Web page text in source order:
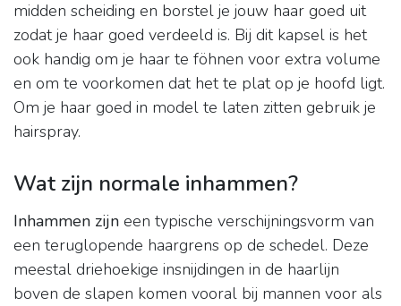
midden scheiding en borstel je jouw haar goed uit
zodat je haar goed verdeeld is. Bij dit kapsel is het
ook handig om je haar te föhnen voor extra volume
en om te voorkomen dat het te plat op je hoofd ligt.
Om je haar goed in model te laten zitten gebruik je
hairspray.
Wat zijn normale inhammen?
Inhammen zijn een typische verschijningsvorm van
een teruglopende haargrens op de schedel. Deze
meestal driehoekige insnijdingen in de haarlijn
boven de slapen komen vooral bij mannen voor als